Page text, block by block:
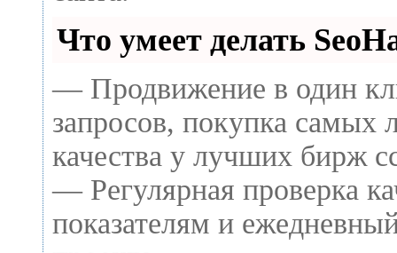
Что умеет делать
— Продвижение в один
запросов, покупка самых
качества у лучших бирж
— Регулярная проверка
показателям и